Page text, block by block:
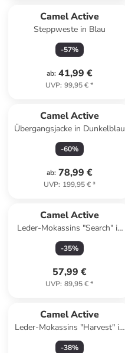
Camel Active
Steppweste in Blau
-57%
ab: 41,99 €
UVP: 99,95 €*
Camel Active
Übergangsjacke in Dunkelblau
-60%
ab: 78,99 €
UVP: 199,95 €*
Camel Active
Leder-Mokassins "Search" in
Hellbraun
-35%
57,99 €
UVP: 89,95 €*
Camel Active
Leder-Mokassins "Harvest" in
Khaki
-38%